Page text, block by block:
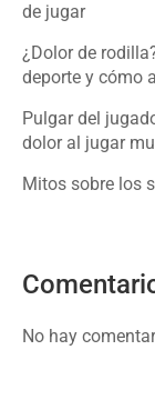
de jugar
¿Dolor de
deporte y cómo
Pulgar del
dolor al jugar
Mitos sobre los
No hay